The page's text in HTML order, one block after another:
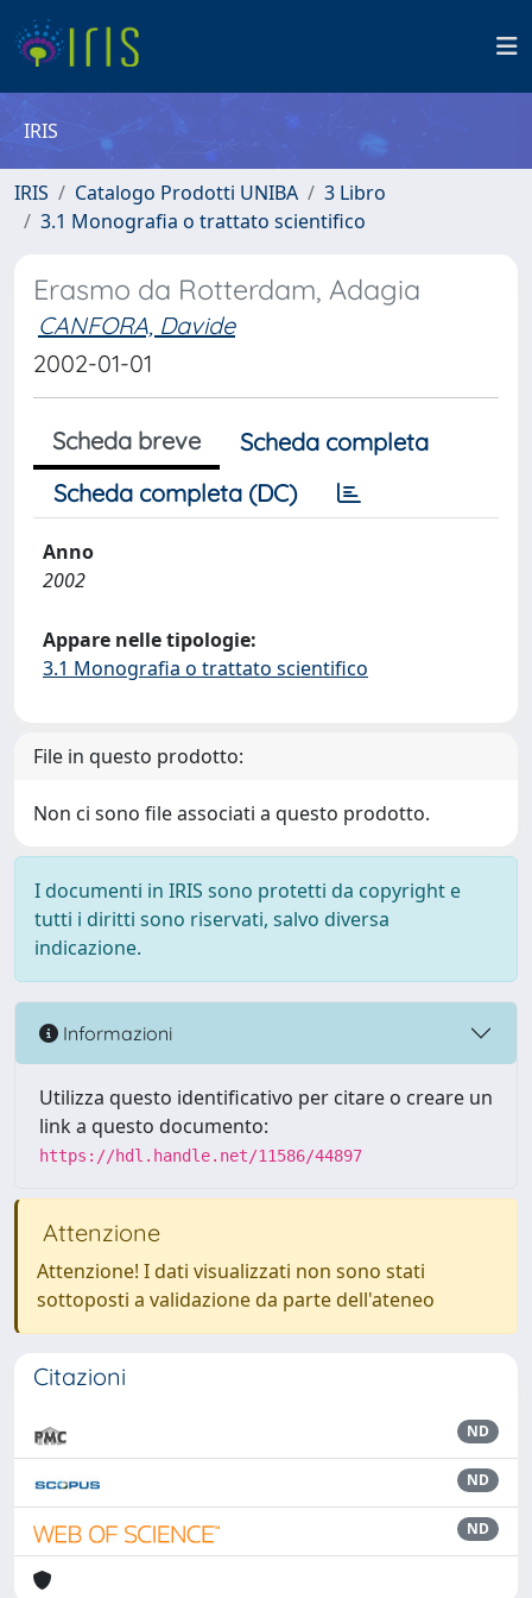
IRIS
IRIS Catalogo Prodotti UNIBA
3 Libro
3.1 Monografia o trattato scientifico
Erasmo da Rotterdam, Adagia
CANFORA, Davide
2002-01-01
Scheda breve
Scheda completa
Scheda completa (DC)
Anno
2002
Appare nelle tipologie:
3.1 Monografia o trattato scientifico
File in questo prodotto:
Non ci sono file associati a questo prodotto.
I documenti in IRIS sono protetti da copyright e
tutti i diritti sono riservati, salvo diversa
indicazione.
Informazioni
Utilizza questo identificativo per citare o creare un
link a questo documento:
https://hdl.handle.net/11586/44897
Attenzione
Attenzione! I dati visualizzati non sono stati
sottoposti a validazione da parte dell'ateneo
Citazioni
ND
ND
ND